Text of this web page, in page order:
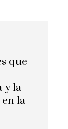
que
y la
la